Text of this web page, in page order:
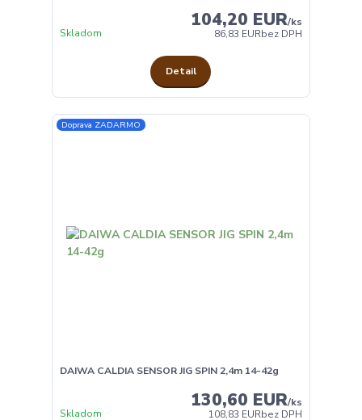
104,20 EUR/ks
86,83 EURbez DPH
Skladom
Detail
Doprava ZADARMO
DAIWA CALDIA SENSOR JIG SPIN 2,4m 14-42g
130,60 EUR/ks
108,83 EURbez DPH
Skladom